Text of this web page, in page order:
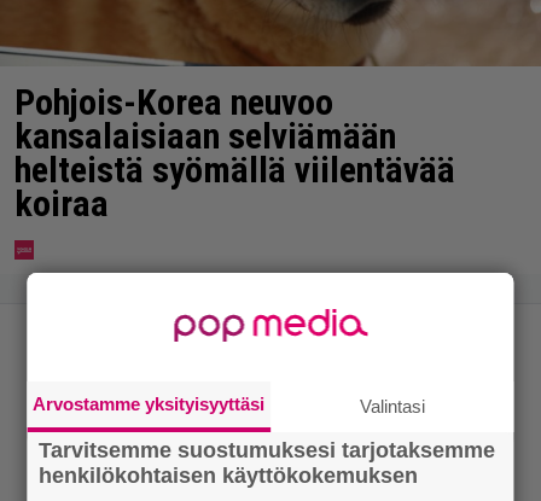
Pohjois-Korea neuvoo
kansalaisiaan selviämään
helteistä syömällä viilentävää
koiraa
Arvostamme yksityisyyttäsi Valintasi
Tarvitsemme suostumuksesi tarjotaksemme
henkilökohtaisen käyttökokemuksen